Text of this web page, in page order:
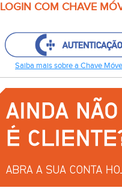
LOGIN COM CHAVE
Saiba mais sobre a Chave